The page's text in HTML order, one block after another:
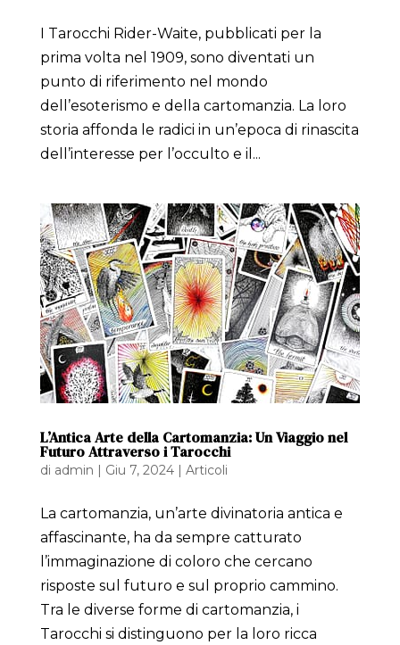
I Tarocchi Rider-Waite, pubblicati per la
prima volta nel 1909, sono diventati un
punto di riferimento nel mondo
dell’esoterismo e della cartomanzia. La loro
storia affonda le radici in un’epoca di rinascita
dell’interesse per l’occulto e il...
L’Antica Arte della Cartomanzia: Un Viaggio nel
Futuro Attraverso i Tarocchi
di admin Giu 7, 2024| Articoli
La cartomanzia, un’arte divinatoria antica e
affascinante, ha da sempre catturato
l’immaginazione di coloro che cercano
risposte sul futuro e sul proprio cammino.
Tra le diverse forme di cartomanzia, i
Tarocchi si distinguono per la loro ricca